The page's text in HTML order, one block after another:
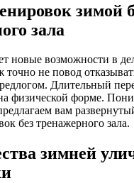
зимой
зала
новые возможности в
точно не повод
Длительный
физической форме.
вам
без тренажерного зала.
зимней